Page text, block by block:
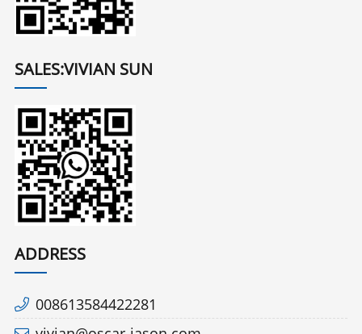
SALES:VIVIAN SUN
ADDRESS
008613584422281